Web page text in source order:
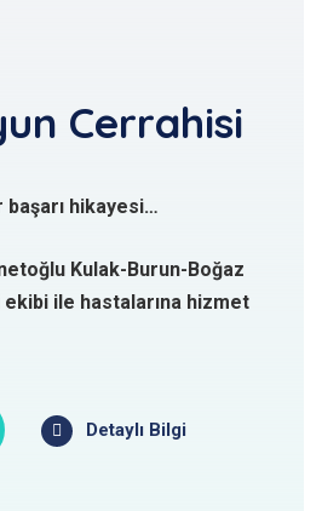
Cerrahisi
başarı hikayesi…
Kulak-Burun-Boğaz
ekibi ile hastalarına hizmet
Detaylı Bilgi